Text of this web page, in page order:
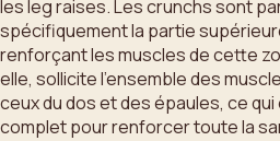
les leg raises. Les crunchs sont
spécifiquement la partie
renforçant les muscles de cette
elle, sollicite l’ensemble des
ceux du dos et des épaules, ce
complet pour renforcer toute la